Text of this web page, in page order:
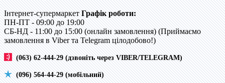
Інтернет-супермаркет Графік роботи:
ПН-ПТ - 09:00 до 19:00
CБ-НД - 11:00 до 15:00 (онлайн замовлення) (Приймаємо
замовлення в Viber та Telegram цілодобово!)
(063) 62-444-29 (дзвоніть через VIBER/TELEGRAM)
(096) 564-44-29 (мобільний)